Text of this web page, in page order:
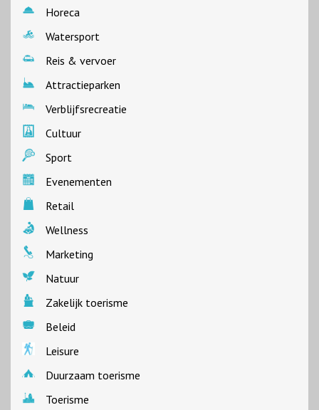
Horeca
Watersport
Reis & vervoer
Attractieparken
Verblijfsrecreatie
Cultuur
Sport
Evenementen
Retail
Wellness
Marketing
Natuur
Zakelijk toerisme
Beleid
Leisure
Duurzaam toerisme
Toerisme